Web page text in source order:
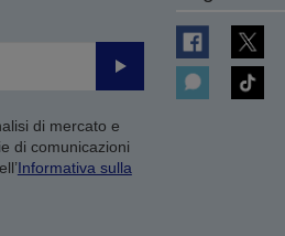
Invia
di mercato e
di comunicazioni
Informativa sulla